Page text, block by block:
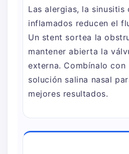
Las alergias, la sinusitis
inflamados reducen el
Un stent sortea la
mantener abierta la
externa. Combínalo con
solución salina nasal
mejores resultados.